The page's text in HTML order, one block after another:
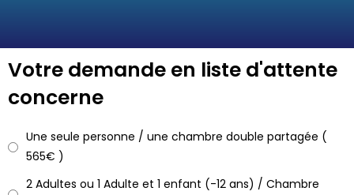
Votre demande en liste d'attente
concerne
Une seule personne / une chambre double partagée (
565€ )
2 Adultes ou 1 Adulte et 1 enfant (-12 ans) / Chambre